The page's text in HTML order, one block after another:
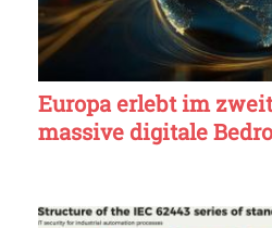
Europa erlebt im
massive digitale